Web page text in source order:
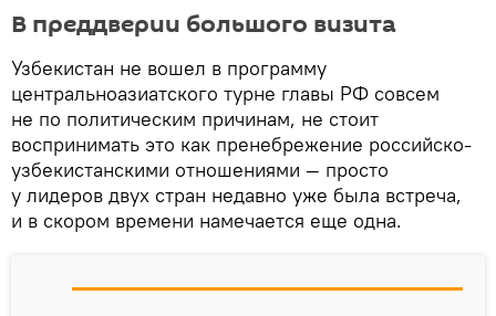
В преддверии большого визита
Узбекистан не вошел в программу
центральноазиатского турне главы РФ совсем
не по политическим причинам, не стоит
воспринимать это как пренебрежение российско-
узбекистанскими отношениями — просто
у лидеров двух стран недавно уже была встреча,
и в скором времени намечается еще одна.